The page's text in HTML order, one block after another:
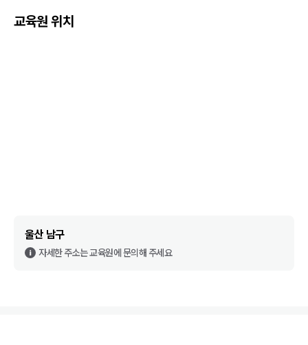
교육원 위치
울산 남구
자세한 주소는 교육원에 문의해 주세요